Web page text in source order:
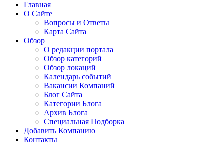
Главная
О Сайте
Вопросы и Ответы
Карта Сайта
Обзор
О редакции портала
Обзор категорий
Обзор локаций
Календарь событий
Вакансии Компаний
Блог Сайта
Категории Блога
Архив Блога
Специальная Подборка
Добавить Компанию
Контакты